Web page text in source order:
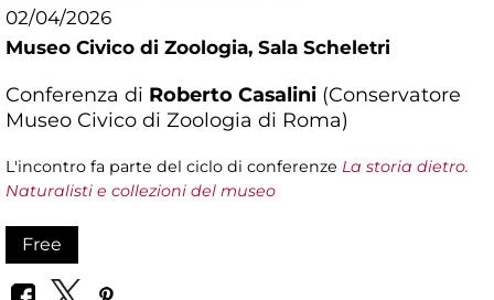
02/04/2026
Museo Civico di Zoologia, Sala Scheletri
Conferenza di Roberto Casalini (Conservatore
Museo Civico di Zoologia di Roma)
L'incontro fa parte del ciclo di conferenze La storia dietro.
Naturalisti e collezioni del museo
Free